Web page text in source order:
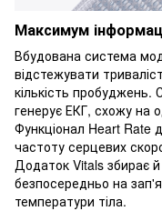
Максимум
Вбудована система
відстежувати
кількість пробуджень.
генерує ЕКГ, схожу на
Функціонал Heart Rate
частоту серцевих
Додаток Vitals збирає й
безпосередньо на
температури тіла.